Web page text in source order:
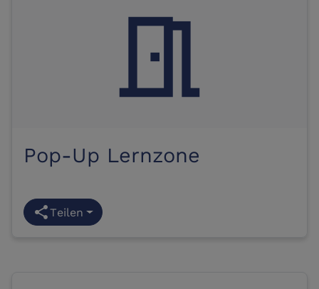
meeting_room
Pop-Up Lernzone
shareTeilen